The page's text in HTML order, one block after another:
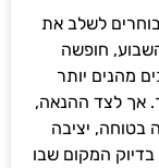
בוחרים לשלב את
חופשה
מהנים יותר
אך לצד ההנאה,
בטוחה, יציבה
המקום שבו